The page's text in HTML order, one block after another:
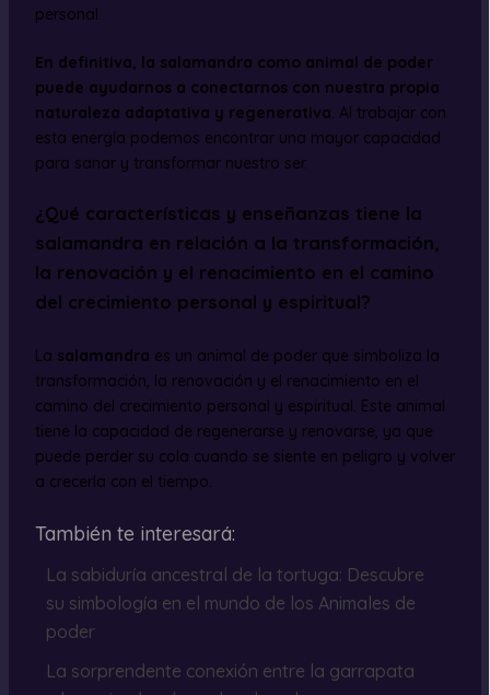
personal.
En definitiva, la salamandra como animal de poder
puede ayudarnos a conectarnos con nuestra propia
naturaleza adaptativa y regenerativa. Al trabajar con
esta energía podemos encontrar una mayor capacidad
para sanar y transformar nuestro ser.
¿Qué características y enseñanzas tiene la
salamandra en relación a la transformación,
la renovación y el renacimiento en el camino
del crecimiento personal y espiritual?
La salamandra es un animal de poder que simboliza la
transformación, la renovación y el renacimiento en el
camino del crecimiento personal y espiritual. Este animal
tiene la capacidad de regenerarse y renovarse, ya que
puede perder su cola cuando se siente en peligro y volver
a crecerla con el tiempo.
También te interesará:
La sabiduría ancestral de la tortuga: Descubre
su simbología en el mundo de los Animales de
poder
La sorprendente conexión entre la garrapata